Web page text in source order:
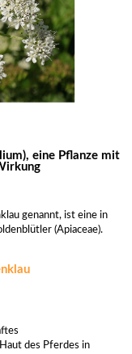
eine Pflanze mit
genannt, ist eine in
(Apiaceae).
des Pferdes in